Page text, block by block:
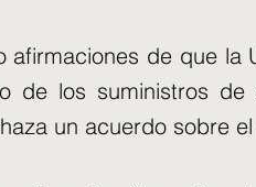
afirmaciones de que la
de los suministros
un acuerdo sobre